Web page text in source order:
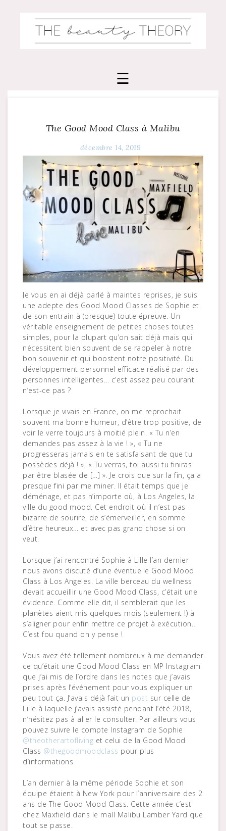
The Good Mood Class à Malibu
décembre 14, 2019
Je vous en ai déjà parlé à maintes reprises, je suis
une adepte des Good Mood Classes de Sophie et
de son entrain à (presque) toute épreuve. Un
véritable enseignement de petites choses toutes
simples, pour la plupart qu’on sait déjà mais qui
nécessitent bien souvent de se rappeler à notre
bon souvenir et qui boostent notre positivité. Du
développement personnel efficace réalisé par des
personnes intelligentes… c’est assez peu courant
n’est-ce pas ?
Lorsque je vivais en France, on me reprochait
souvent ma bonne humeur, d’être trop positive, de
voir le verre toujours à moitié plein. « Tu n’en
demandes pas assez à la vie ! », « Tu ne
progresseras jamais en te satisfaisant de que tu
possèdes déjà ! », « Tu verras, toi aussi tu finiras
par être blasée de […] ». Je crois que sur la fin, ça a
presque fini par me miner. Il était temps que je
déménage, et pas n’importe où, à Los Angeles, la
ville du good mood. Cet endroit où il n’est pas
bizarre de sourire, de s’émerveiller, en somme
d’être heureux… et avec pas grand chose si on
veut.
Lorsque j’ai rencontré Sophie à Lille l’an dernier
nous avons discuté d’une éventuelle Good Mood
Class à Los Angeles. La ville berceau du wellness
devait accueillir une Good Mood Class, c’était une
évidence. Comme elle dit, il semblerait que les
planètes aient mis quelques mois (seulement !) à
s’aligner pour enfin mettre ce projet à exécution…
C’est fou quand on y pense !
Vous avez été tellement nombreux à me demander
ce qu’était une Good Mood Class en MP Instagram
que j’ai mis de l’ordre dans les notes que j’avais
prises après l’événement pour vous expliquer un
peu tout ça. J’avais déjà fait un post sur celle de
Lille à laquelle j’avais assisté pendant l’été 2018,
n’hésitez pas à aller le consulter. Par ailleurs vous
pouvez suivre le compte Instagram de Sophie
@theotherartofliving et celui de la Good Mood
Class @thegoodmoodclass pour plus
d’informations.
L’an dernier à la même période Sophie et son
équipe étaient à New York pour l’anniversaire des 2
ans de The Good Mood Class. Cette année c’est
chez Maxfield dans le mall Malibu Lamber Yard que
tout se passe.